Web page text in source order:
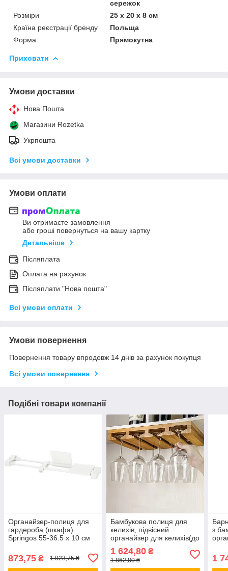
сережок
Розміри
25 x 20 x 8 см
Країна реєстрації бренду
Польща
Форма
Прямокутна
Приховати
Умови доставки
Нова Пошта
Магазини Rozetka
Укрпошта
Всі умови доставки
Умови оплати
Ви отримаєте замовлення
або гроші повернуться на вашу картку
Детальніше
Післяплата
Оплата на рахунок
Післяплати "Нова пошта"
Всі умови оплати
Умови повернення
Повернення товару впродовж 14 днів за рахунок покупця
Всі умови повернення
Подібні товари компанії
Органайзер-полиця для
гардероба (шкафа)
Springos 55-36.5 x 10 см
873,75 ₴ 1 023,75 ₴
Бамбукова полиця для
келихів, підвісний
органайзер для келихів(до
Люкс качество!+
1 624,80₴
1 862,80 ₴
з
1